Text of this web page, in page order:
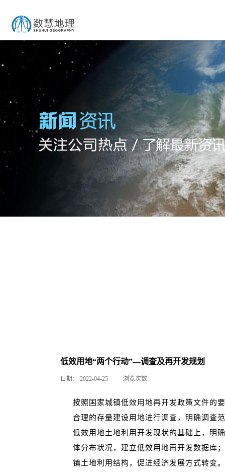
低效用地“两个行动”—调查及再开发规划
日期： 2022-04-25 浏览次数:
按照国家城镇低效用地再开发政策文件的
合理的存量建设用地进行调查，明确调查
低效用地土地利用开发现状的基础上，明
体分布状况，建立低效用地再开发数据库
镇土地利用结构，促进经济发展方式转变